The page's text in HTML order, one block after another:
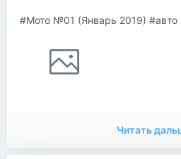
#Мото №01 (Январь 2019) #авто
Читать